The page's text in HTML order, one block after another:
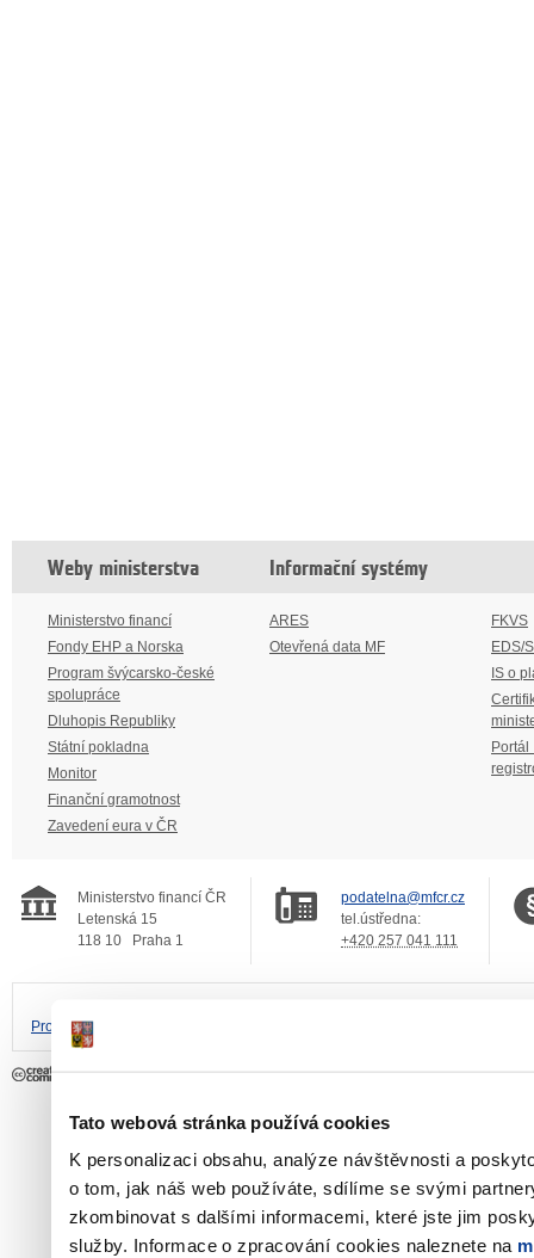
Tato webová stránka používá cookies
K personalizaci obsahu, analýze návštěvnosti a
o tom, jak náš web používáte, sdílíme se svými
zkombinovat s dalšími informacemi, které jste jim
služby. Informace o zpracování cookies naleznete na
Weby ministerstva
Ministerstvo financí
Fondy EHP a Norska
Program švýcarsko-české
spolupráce
Dluhopis Republiky
Státní pokladna
Monitor
Finanční gramotnost
Zavedení eura v ČR
Informační systémy
ARES
Otevřená data MF
FKVS
EDS/
IS o
Portál
Ministerstvo financí ČR
Letenská 15
118 10
Praha 1
podatelna@mfcr.cz
tel.ústředna:
+420 257 041 111
Prohlášení o přístupnosti